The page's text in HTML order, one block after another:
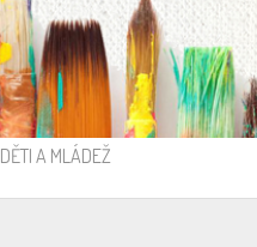
A MLÁDEŽ